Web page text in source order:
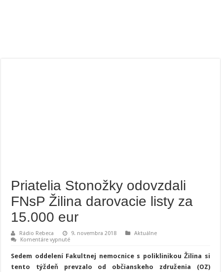
Priatelia Stonožky odovzdali
FNsP Žilina darovacie listy za
15.000 eur
Rádio Rebeca 9. novembra 2018
Aktuálne
Komentáre vypnuténa
Stonožky
odovzdali
FNsP
Sedem oddelení Fakultnej nemocnice s poliklinikou Žilina si
tento týždeň prevzalo od občianskeho združenia (OZ)